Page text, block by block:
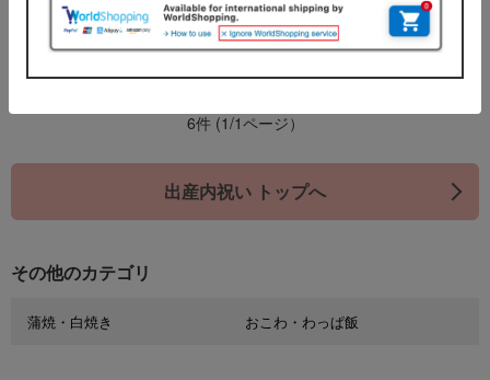
1
6件 (1/1ページ）
出産内祝い トップへ
その他のカテゴリ
蒲焼・白焼き おこわ・わっぱ飯